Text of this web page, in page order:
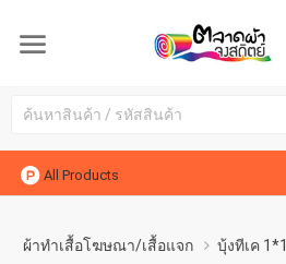
All Products
ผ้าทำเสื้อโฆษณา/เสื้อแจก บุ้งทีเค 1*1